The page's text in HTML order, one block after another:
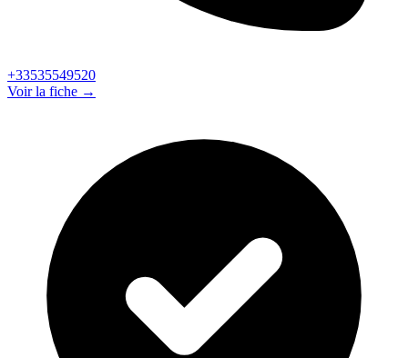
+33535549520
Voir la fiche →